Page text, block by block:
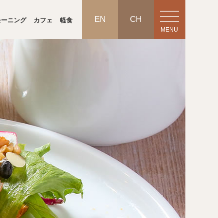
ニング カフェ 軽食 EN CH
MENU